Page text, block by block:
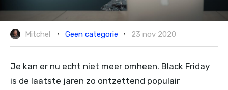
Mitchel Geen categorie 23 nov 2020
Je kan er nu echt niet meer omheen. Black Friday
is de laatste jaren zo ontzettend populair